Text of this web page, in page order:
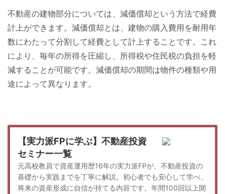
不動産の建物部分については、減価償却という方法で経費
計上ができます。減価償却とは、建物の購入費用を耐用年
数にわたって分割して経費として計上することです。これ
により、毎年の所得を圧縮し、所得税や住民税の負担を軽
減することが可能です。減価償却の期間は物件の種類や用
途によって異なります。
【実力派FPに学ぶ】不動産投資
セミナー一覧
元高校教員で資産運用歴16年の実力派FPが、不動産投資の
基礎から実践までを丁寧に解説。初心者でも安心して学べ、
将来の資産形成に自信が持てる内容です。年間100回以上開